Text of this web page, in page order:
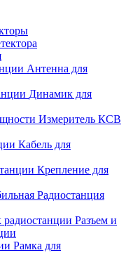
Антенна для
Динамик для
Измеритель КСВ
Кабель для
Крепление для
Радиостанция
Разъем и
Рамка для